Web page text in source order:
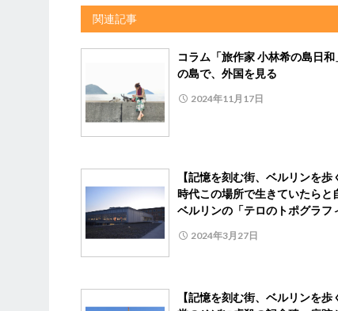
関連記事
コラム「旅作家 小林希の島日
の島で、外国を見る
2024年11月17日
【記憶を刻む街、ベルリンを歩
時代この場所で生きていたらと
ベルリンの「テロのトポグラフ
2024年3月27日
【記憶を刻む街、ベルリンを歩